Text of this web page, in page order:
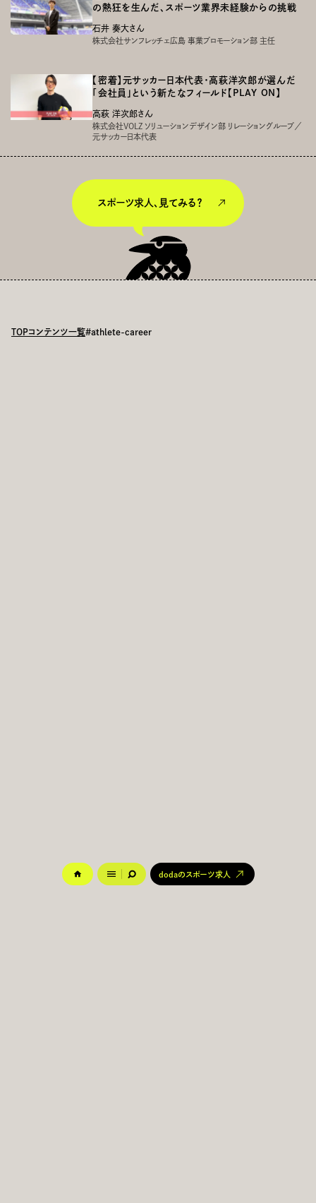
dodaのスポーツ求人
dodaのスポーツ求人
の熱狂を生んだ、スポーツ業界未経験からの挑戦
石井 奏大さん
株式会社サンフレッチェ広島 事業プロモーション部 主任
【密着】元サッカー日本代表・高萩洋次郎が選んだ
「会社員」という新たなフィールド【PLAY ON】
高萩 洋次郎さん
株式会社VOLZ ソリューションデザイン部 リレーショングループ／
元サッカー日本代表
スポーツ求人、見てみる？
TOPコンテンツ一覧#athlete-career